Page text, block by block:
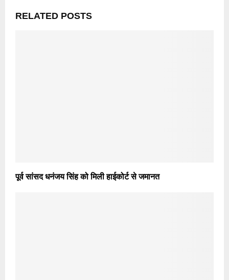
RELATED POSTS
पूर्व सांसद धनंजय सिंह को मिली हाईकोर्ट से जमानत